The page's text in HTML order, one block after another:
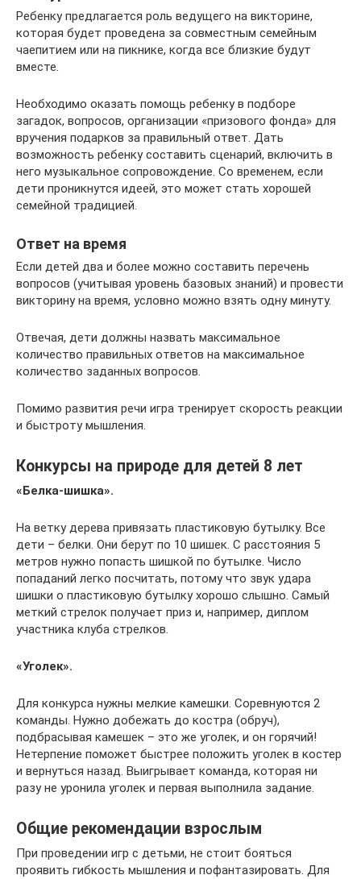
Ребенку предлагается роль ведущего на викторине,
которая будет проведена за совместным семейным
чаепитием или на пикнике, когда все близкие будут
вместе.
Необходимо оказать помощь ребенку в подборе
загадок, вопросов, организации «призового фонда» для
вручения подарков за правильный ответ. Дать
возможность ребенку составить сценарий, включить в
него музыкальное сопровождение. Со временем, если
дети проникнутся идеей, это может стать хорошей
семейной традицией.
Ответ на время
Если детей два и более можно составить перечень
вопросов (учитывая уровень базовых знаний) и провести
викторину на время, условно можно взять одну минуту.
Отвечая, дети должны назвать максимальное
количество правильных ответов на максимальное
количество заданных вопросов.
Помимо развития речи игра тренирует скорость реакции
и быстроту мышления.
Конкурсы на природе для детей 8 лет
«Белка-шишка».
На ветку дерева привязать пластиковую бутылку. Все
дети – белки. Они берут по 10 шишек. С расстояния 5
метров нужно попасть шишкой по бутылке. Число
попаданий легко посчитать, потому что звук удара
шишки о пластиковую бутылку хорошо слышно. Самый
меткий стрелок получает приз и, например, диплом
участника клуба стрелков.
«Уголек».
Для конкурса нужны мелкие камешки. Соревнуются 2
команды. Нужно добежать до костра (обруч),
подбрасывая камешек – это же уголек, и он горячий!
Нетерпение поможет быстрее положить уголек в костер
и вернуться назад. Выигрывает команда, которая ни
разу не уронила уголек и первая выполнила задание.
Общие рекомендации взрослым
При проведении игр с детьми, не стоит бояться
проявить гибкость мышления и пофантазировать. Для